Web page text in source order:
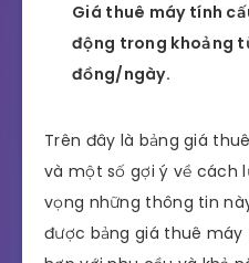
Giá thuê máy tính
động trong khoảng
đồng/ngày.
Trên đây là bảng giá
và một số gợi ý về cách
vọng những thông tin
được bảng giá thuê